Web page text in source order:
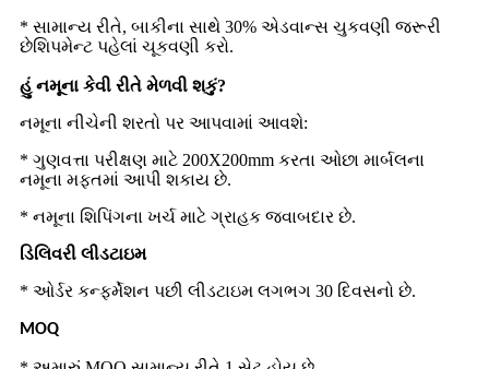
* સામાન્ય રીતે, બાકીના સાથે 30% એડવાન્સ ચુકવણી જરૂરી
છેશિપમેન્ટ પહેલાં ચૂકવણી કરો.
હું નમૂના કેવી રીતે મેળવી શકું?
નમૂના નીચેની શરતો પર આપવામાં આવશે:
* ગુણવત્તા પરીક્ષણ માટે 200X200mm કરતા ઓછા માર્બલના
નમૂના મફતમાં આપી શકાય છે.
* નમૂના શિપિંગના ખર્ચ માટે ગ્રાહક જવાબદાર છે.
ડિલિવરી લીડટાઇમ
* ઓર્ડર કન્ફર્મેશન પછી લીડટાઇમ લગભગ 30 દિવસનો છે.
MOQ